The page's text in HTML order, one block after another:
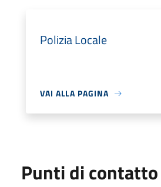
Polizia Locale
VAI ALLA PAGINA
Punti di contatto